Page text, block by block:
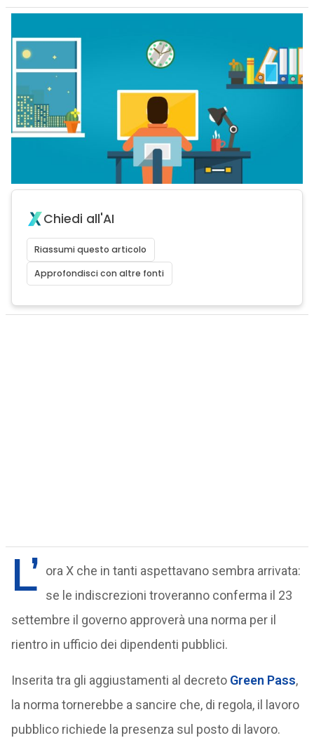
Chiedi all'AI
Riassumi questo articolo
Approfondisci con altre fonti
L’ ora X che in tanti aspettavano sembra arrivata:
se le indiscrezioni troveranno conferma il 23
settembre il governo approverà una norma per il
rientro in ufficio dei dipendenti pubblici.
Inserita tra gli aggiustamenti al decreto Green Pass,
la norma tornerebbe a sancire che, di regola, il lavoro
pubblico richiede la presenza sul posto di lavoro.